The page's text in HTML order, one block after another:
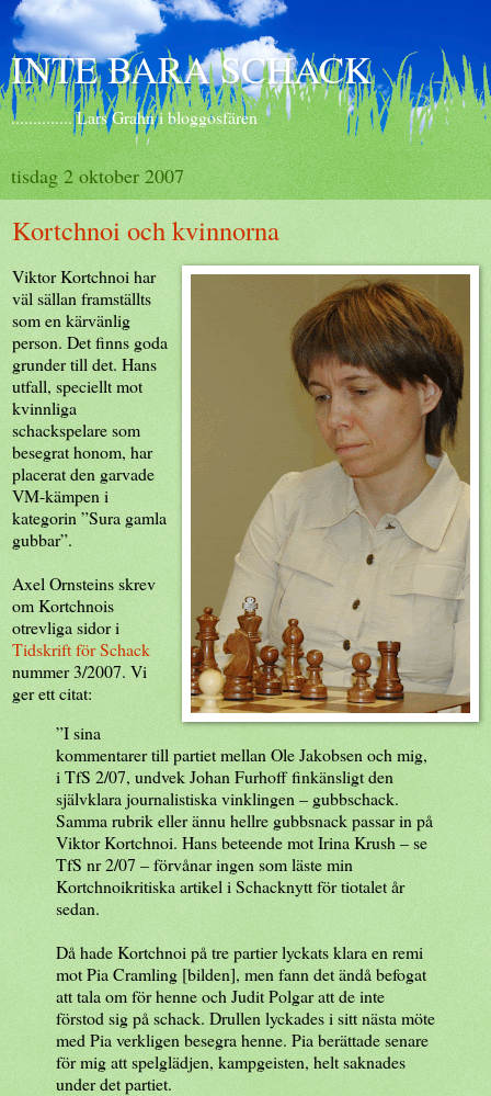
INTE BARA SCHACK
.............. Lars Grahn i bloggosfären
tisdag 2 oktober 2007
Kortchnoi och kvinnorna
Viktor Kortchnoi har
väl sällan framställts
som en kärvänlig
person. Det finns goda
grunder till det. Hans
utfall, speciellt mot
kvinnliga
schackspelare som
besegrat honom, har
placerat den garvade
VM-kämpen i
kategorin ”Sura gamla
gubbar”.
Axel Ornsteins skrev
om Kortchnois
otrevliga sidor i
Tidskrift för Schack
nummer 3/2007. Vi
ger ett citat:
”I sina
kommentarer till partiet mellan Ole Jakobsen och mig,
i TfS 2/07, undvek Johan Furhoff finkänsligt den
självklara journalistiska vinklingen – gubbschack.
Samma rubrik eller ännu hellre gubbsnack passar in på
Viktor Kortchnoi. Hans beteende mot Irina Krush – se
TfS nr 2/07 – förvånar ingen som läste min
Kortchnoikritiska artikel i Schacknytt för tiotalet år
sedan.
Då hade Kortchnoi på tre partier lyckats klara en remi
mot Pia Cramling [bilden], men fann det ändå befogat
att tala om för henne och Judit Polgar att de inte
förstod sig på schack. Drullen lyckades i sitt nästa möte
med Pia verkligen besegra henne. Pia berättade senare
för mig att spelglädjen, kampgeisten, helt saknades
under det partiet.